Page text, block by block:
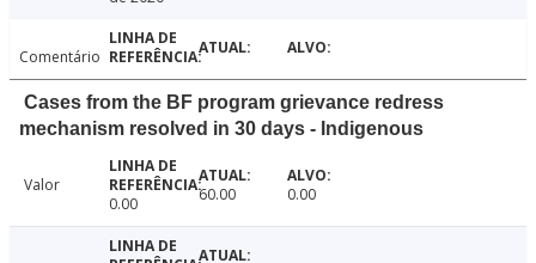
Comentário
Cases from the BF program grievance redress
mechanism resolved in 30 days - Indigenous
Valor
0.00
60.00 0.00